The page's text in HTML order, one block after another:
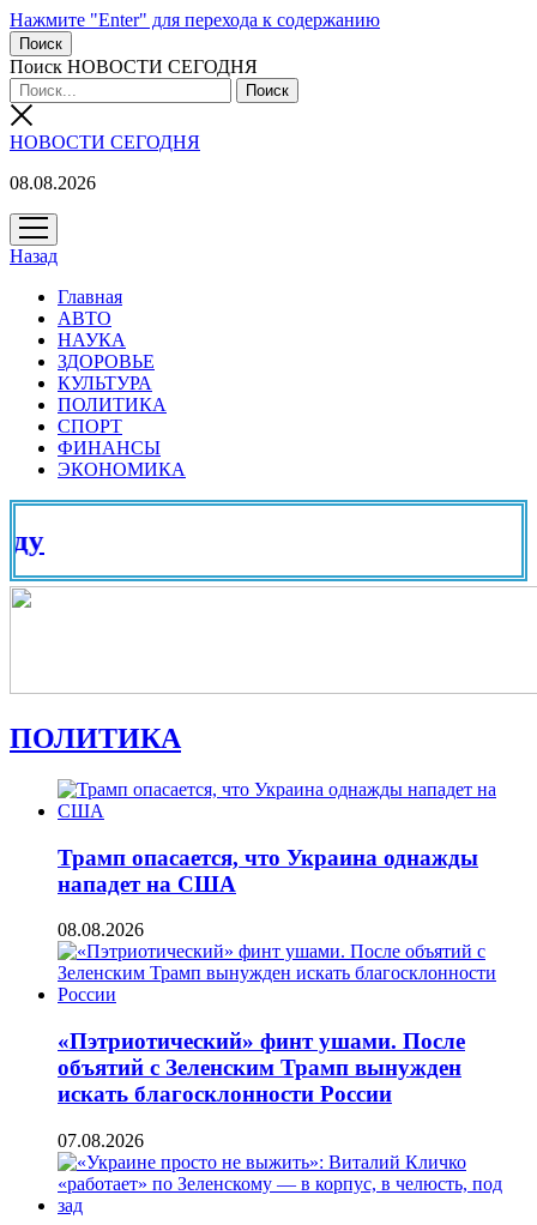
Нажмите "Enter" для перехода к содержанию
Поиск
Поиск НОВОСТИ СЕГОДНЯ
НОВОСТИ СЕГОДНЯ
08.08.2026
открыть
меню
Назад
Главная
АВТО
НАУКА
ЗДОРОВЬЕ
КУЛЬТУРА
ПОЛИТИКА
СПОРТ
ФИНАНСЫ
ЭКОНОМИКА
ПОЛИТИКА
Трамп опасается, что Украина однажды
нападет на США
08.08.2026
«Пэтриотический» финт ушами. После
объятий с Зеленским Трамп вынужден
искать благосклонности России
07.08.2026